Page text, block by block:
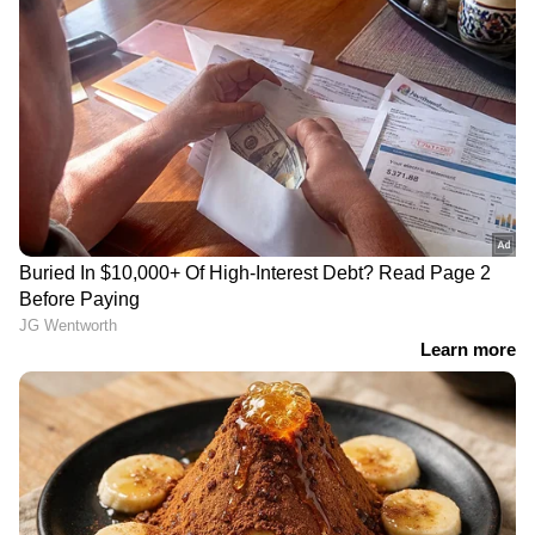
കുവൈത്തിൽ അനധികൃത
ഗർഭച്ഛിദ്രം;
രഹസ്യാന്വേഷണത്തിൽ
ഗൈനക്കോളജിസ്റ്റ്
അറസ്റ്റിൽ
എൺപതാണ്ടിന്‍റെ
പൈതൃകം; റിയാദിലെ
ചരിത്രപ്രസിദ്ധമായ 'റെഡ്
പ്രവാസികൾക്ക് സന്തോഷ
സൗദിയിലെ